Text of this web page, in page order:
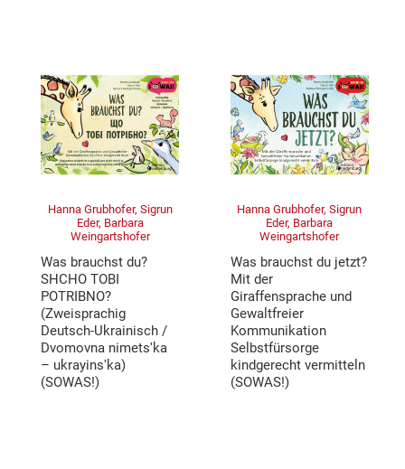
Hanna Grubhofer, Sigrun
Eder, Barbara
Weingartshofer
Was brauchst du?
SHCHO TOBI
POTRIBNO?
(Zweisprachig
Deutsch-Ukrainisch /
Dvomovna nimetsʹka
– ukrayinsʹka)
(SOWAS!)
Hanna Grubhofer, Sigrun
Eder, Barbara
Weingartshofer
Was brauchst du jetzt?
Mit der
Giraffensprache und
Gewaltfreier
Kommunikation
Selbstfürsorge
kindgerecht vermitteln
(SOWAS!)